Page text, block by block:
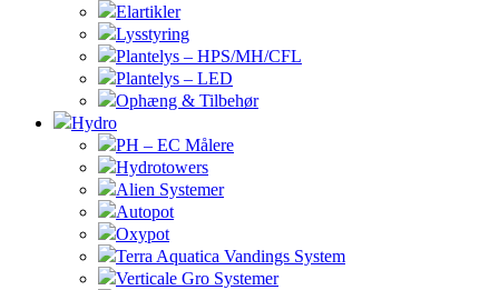
Elartikler
Lysstyring
Plantelys – HPS/MH/CFL
Plantelys – LED
Ophæng & Tilbehør
Hydro
PH – EC Målere
Hydrotowers
Alien Systemer
Autopot
Oxypot
Terra Aquatica Vandings System
Verticale Gro Systemer